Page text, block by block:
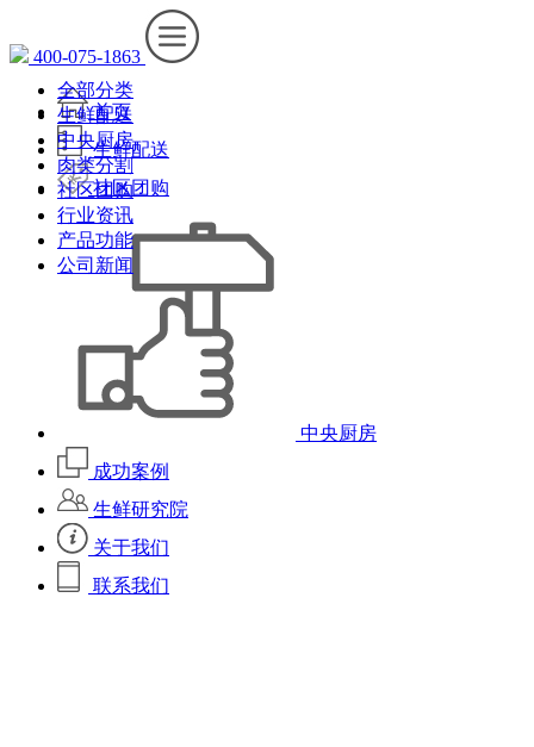
400-075-1863
首页
生鲜配送
社区团购
中央厨房
成功案例
生鲜研究院
关于我们
联系我们
全部分类
生鲜配送
中央厨房
肉类分割
社区团购
行业资讯
产品功能
公司新闻